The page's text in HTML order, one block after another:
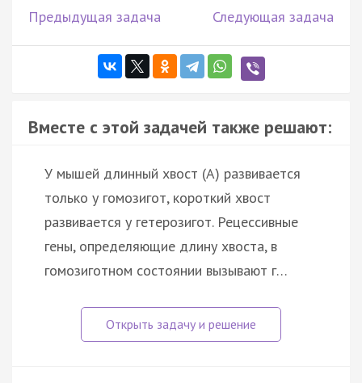
Предыдущая задача Следующая задача
Вместе с этой задачей также решают:
У мышей длинный хвост (А) развивается
только у гомозигот, короткий хвост
развивается у гетерозигот. Рецессивные
гены, определяющие длину хвоста, в
гомозиготном состоянии вызывают г…